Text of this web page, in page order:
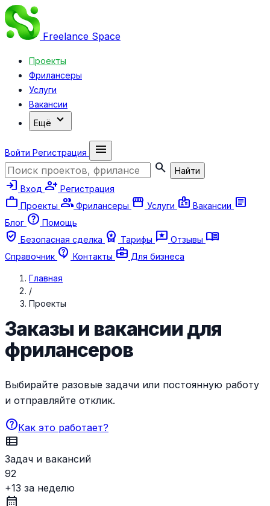
Freelance Space
Проекты
Фрилансеры
Услуги
Вакансии
Ещё expand_more
Войти Регистрация
menu
search
Найти
login Вход person_add Регистрация
work Проекты group Фрилансеры storefront Услуги badge Вакансии article
Блог help Помощь
verified_user Безопасная сделка workspace_premium Тарифы reviews Отзывы menu_book
Справочник contact_support Контакты business_center Для бизнеса
Главная
/
Проекты
Заказы и вакансии для
фрилансеров
Выбирайте разовые задачи или постоянную работу
и отправляйте отклик.
helpКак это работает?
view_list
Задач и вакансий
92
+13 за неделю
calendar_month